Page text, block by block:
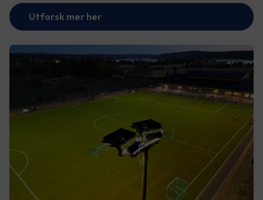
Utforsk mer her